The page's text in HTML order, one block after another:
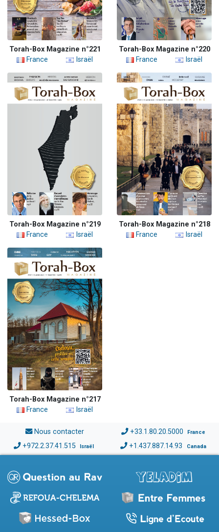
Torah-Box Magazine n°221
France
Israël
Torah-Box Magazine n°220
France
Israël
Torah-Box Magazine n°219
France
Israël
Torah-Box Magazine n°218
France
Israël
Torah-Box Magazine n°217
France
Israël
Nous contacter +33.1.80.20.5000 France
+972.2.37.41.515 Israël +1.437.887.14.93 Canada